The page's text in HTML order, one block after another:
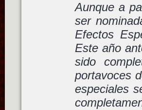
Aunque a
ser
Efectos
Este año
sido
portavoces
especiales